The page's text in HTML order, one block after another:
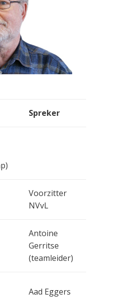
Spreker
Voorzitter
NVvL
Antoine
Gerritse
(teamleider)
Aad Eggers